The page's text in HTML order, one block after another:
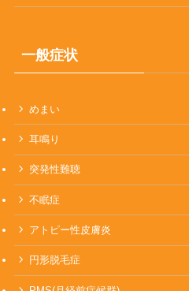
一般症状
めまい
耳鳴り
突発性難聴
不眠症
アトピー性皮膚炎
円形脱毛症